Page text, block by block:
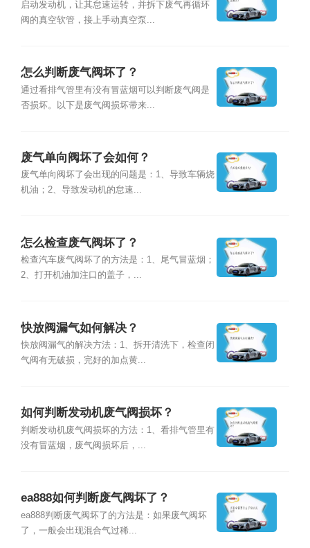
启动发动机，让其怠速运转，并拆下废气再循环
阀的真空软管，接上手动真空泵...
怎么判断废气阀坏了？
通过看排气管里有没有冒蓝烟可以判断废气阀是
否损坏。以下是废气阀损坏带来...
废气单向阀坏了会如何？
废气单向阀坏了会出现的问题是：1、导致车辆烧
机油；2、导致发动机的怠速...
怎么检查废气阀坏了？
检查汽车废气阀坏了的方法是：1、尾气冒蓝烟；
2、打开机油加注口的盖子，...
快放阀漏气如何解决？
快放阀漏气的解决方法：1、拆开清洗下，检查闭
气阀有无破损，完好的加点黄...
如何判断发动机废气阀损坏？
判断发动机废气阀损坏的方法：1、看排气管里有
没有冒蓝烟，废气阀损坏后，...
ea888如何判断废气阀坏了？
ea888判断废气阀坏了的方法是：如果废气阀坏
了，一般会出现混合气过稀...